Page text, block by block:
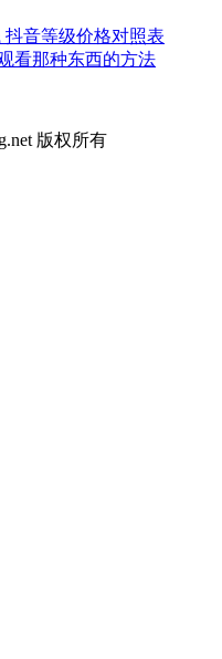
音等级价格对照表
看那种东西的方法
版权所有